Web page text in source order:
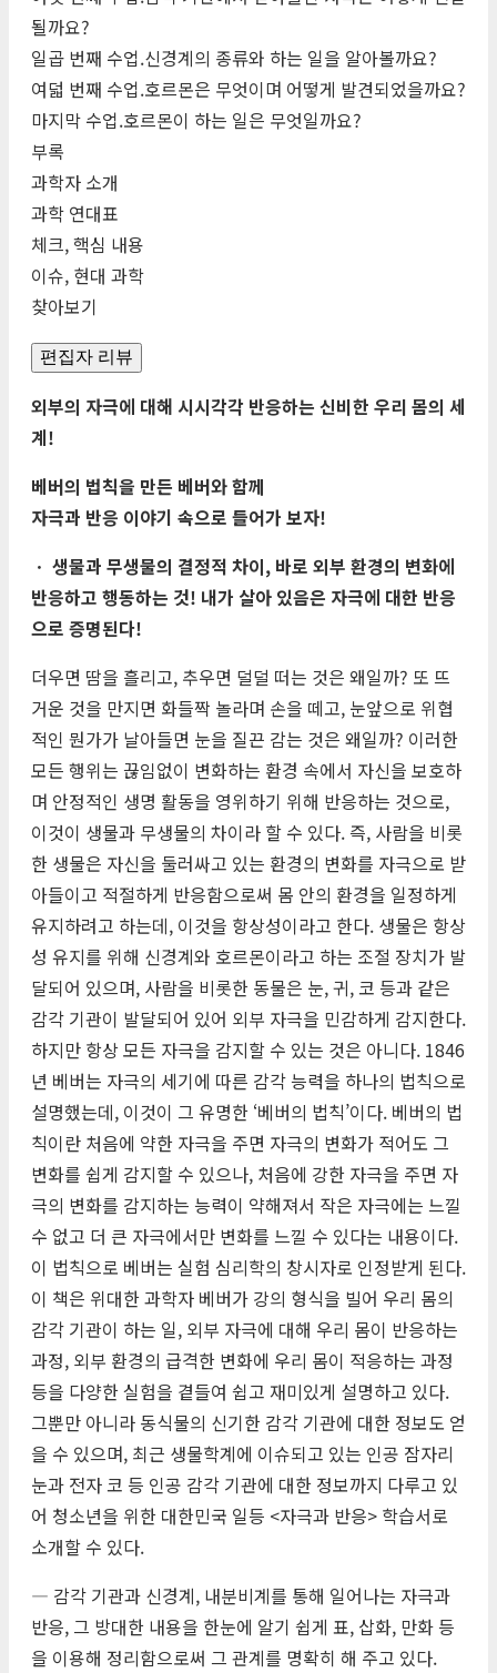
될까요?
일곱 번째 수업.신경계의 종류와 하는 일을 알아볼까요?
여덟 번째 수업.호르몬은 무엇이며 어떻게 발견되었을까요?
마지막 수업.호르몬이 하는 일은 무엇일까요?
부록
과학자 소개
과학 연대표
체크, 핵심 내용
이슈, 현대 과학
찾아보기
편집자 리뷰
외부의 자극에 대해 시시각각 반응하는 신비한 우리 몸의 세
계!
베버의 법칙을 만든 베버와 함께
자극과 반응 이야기 속으로 들어가 보자!
ㆍ 생물과 무생물의 결정적 차이, 바로 외부 환경의 변화에
반응하고 행동하는 것! 내가 살아 있음은 자극에 대한 반응
으로 증명된다!
더우면 땀을 흘리고, 추우면 덜덜 떠는 것은 왜일까? 또 뜨
거운 것을 만지면 화들짝 놀라며 손을 떼고, 눈앞으로 위협
적인 뭔가가 날아들면 눈을 질끈 감는 것은 왜일까? 이러한
모든 행위는 끊임없이 변화하는 환경 속에서 자신을 보호하
며 안정적인 생명 활동을 영위하기 위해 반응하는 것으로,
이것이 생물과 무생물의 차이라 할 수 있다. 즉, 사람을 비롯
한 생물은 자신을 둘러싸고 있는 환경의 변화를 자극으로 받
아들이고 적절하게 반응함으로써 몸 안의 환경을 일정하게
유지하려고 하는데, 이것을 항상성이라고 한다. 생물은 항상
성 유지를 위해 신경계와 호르몬이라고 하는 조절 장치가 발
달되어 있으며, 사람을 비롯한 동물은 눈, 귀, 코 등과 같은
감각 기관이 발달되어 있어 외부 자극을 민감하게 감지한다.
하지만 항상 모든 자극을 감지할 수 있는 것은 아니다. 1846
년 베버는 자극의 세기에 따른 감각 능력을 하나의 법칙으로
설명했는데, 이것이 그 유명한 ‘베버의 법칙’이다. 베버의 법
칙이란 처음에 약한 자극을 주면 자극의 변화가 적어도 그
변화를 쉽게 감지할 수 있으나, 처음에 강한 자극을 주면 자
극의 변화를 감지하는 능력이 약해져서 작은 자극에는 느낄
수 없고 더 큰 자극에서만 변화를 느낄 수 있다는 내용이다.
이 법칙으로 베버는 실험 심리학의 창시자로 인정받게 된다.
이 책은 위대한 과학자 베버가 강의 형식을 빌어 우리 몸의
감각 기관이 하는 일, 외부 자극에 대해 우리 몸이 반응하는
과정, 외부 환경의 급격한 변화에 우리 몸이 적응하는 과정
등을 다양한 실험을 곁들여 쉽고 재미있게 설명하고 있다.
그뿐만 아니라 동식물의 신기한 감각 기관에 대한 정보도 얻
을 수 있으며, 최근 생물학계에 이슈되고 있는 인공 잠자리
눈과 전자 코 등 인공 감각 기관에 대한 정보까지 다루고 있
어 청소년을 위한 대한민국 일등 <자극과 반응> 학습서로
소개할 수 있다.
― 감각 기관과 신경계, 내분비계를 통해 일어나는 자극과
반응, 그 방대한 내용을 한눈에 알기 쉽게 표, 삽화, 만화 등
을 이용해 정리함으로써 그 관계를 명확히 해 주고 있다.